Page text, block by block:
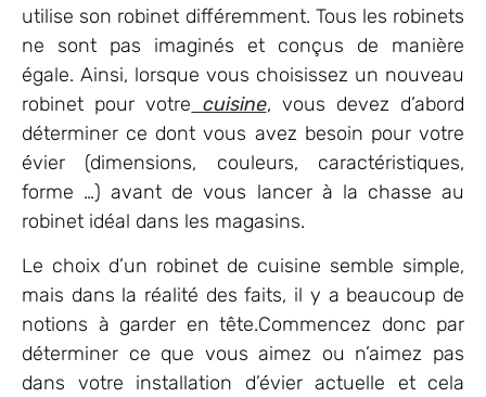
utilise son robinet différemment. Tous les robinets
ne sont pas imaginés et conçus de manière
égale. Ainsi, lorsque vous choisissez un nouveau
robinet pour votre cuisine, vous devez d’abord
déterminer ce dont vous avez besoin pour votre
évier (dimensions, couleurs, caractéristiques,
forme …) avant de vous lancer à la chasse au
robinet idéal dans les magasins.
Le choix d’un robinet de cuisine semble simple,
mais dans la réalité des faits, il y a beaucoup de
notions à garder en tête.Commencez donc par
déterminer ce que vous aimez ou n’aimez pas
dans votre installation d’évier actuelle et cela